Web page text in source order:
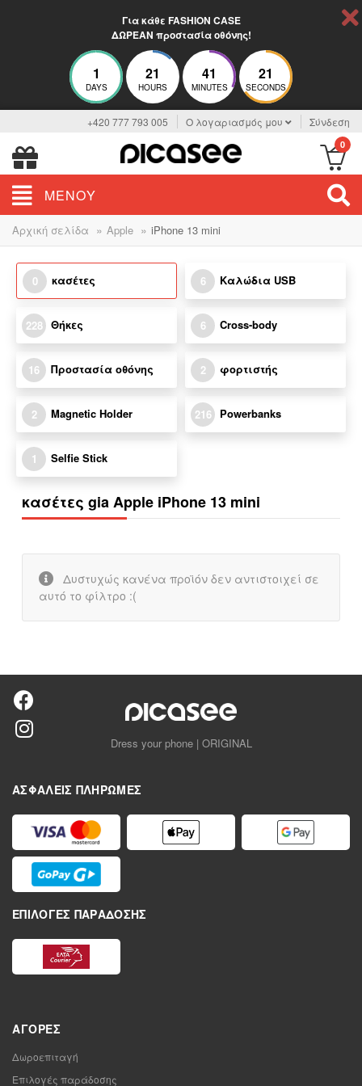
Για κάθε FASHION CASE
ΔΩΡΕΑΝ προστασία οθόνης!
1
DAYS
21
HOURS
41
MINUTES
21
SECONDS
+420 777 793 005 Ο λογαριασμός μου Σύνδεση
0
ΜΕΝΟΎ
Αρχική σελίδα » Apple » iPhone 13 mini
0 κασέτες 6 Καλώδια USB
228 Θήκες 6 Cross-body
16 Προστασία οθόνης 2 φορτιστής
2 Magnetic Holder 216 Powerbanks
1 Selfie Stick
κασέτες gia Apple iPhone 13 mini
Δυστυχώς κανένα προϊόν δεν αντιστοιχεί σε
αυτό το φίλτρο :(
Dress your phone | ORIGINAL
ΑΣΦΑΛΕΊΣ ΠΛΗΡΩΜΈΣ
ΕΠΙΛΟΓΈΣ ΠΑΡΆΔΟΣΗΣ
ΑΓΟΡΈΣ
Δωροεπιταγή
Επιλογές παράδοσης